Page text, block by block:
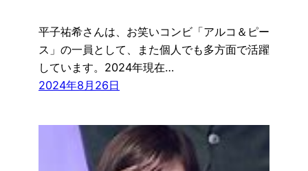
平子祐希さんは、お笑いコンビ「アルコ＆ピー
ス」の一員として、また個人でも多方面で活躍
しています。2024年現在…
2024年8月26日